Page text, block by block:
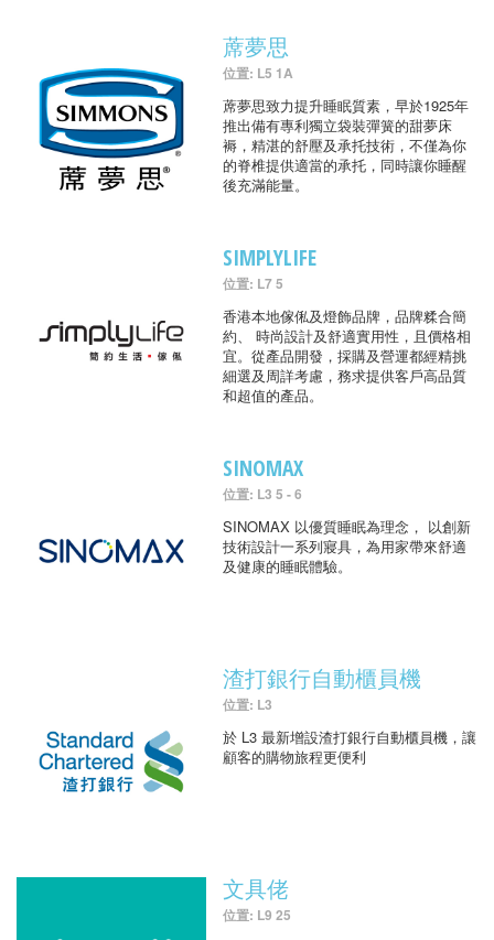
蓆夢思
位置: L5 1A
蓆夢思致力提升睡眠質素，早於1925年
推出備有專利獨立袋裝彈簧的甜夢床
褥，精湛的舒壓及承托技術，不僅為你
的脊椎提供適當的承托，同時讓你睡醒
後充滿能量。
SIMPLYLIFE
位置: L7 5
香港本地傢俬及燈飾品牌，品牌糅合簡
約、 時尚設計及舒適實用性，且價格相
宜。從產品開發，採購及營運都經精挑
細選及周詳考慮，務求提供客戶高品質
和超值的產品。
SINOMAX
位置: L3 5 - 6
SINOMAX 以優質睡眠為理念， 以創新
技術設計一系列寢具，為用家帶來舒適
及健康的睡眠體驗。
渣打銀行自動櫃員機
位置: L3
於 L3 最新增設渣打銀行自動櫃員機，讓
顧客的購物旅程更便利
文具佬
位置: L9 25